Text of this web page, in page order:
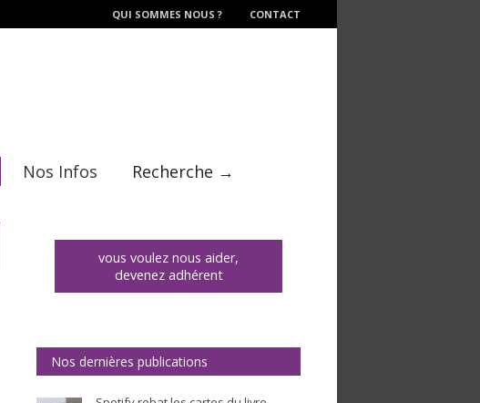
QUI SOMMES NOUS ? CONTACT
Nos Infos Recherche →
vous voulez nous aider,
devenez adhérent
Nos dernières publications